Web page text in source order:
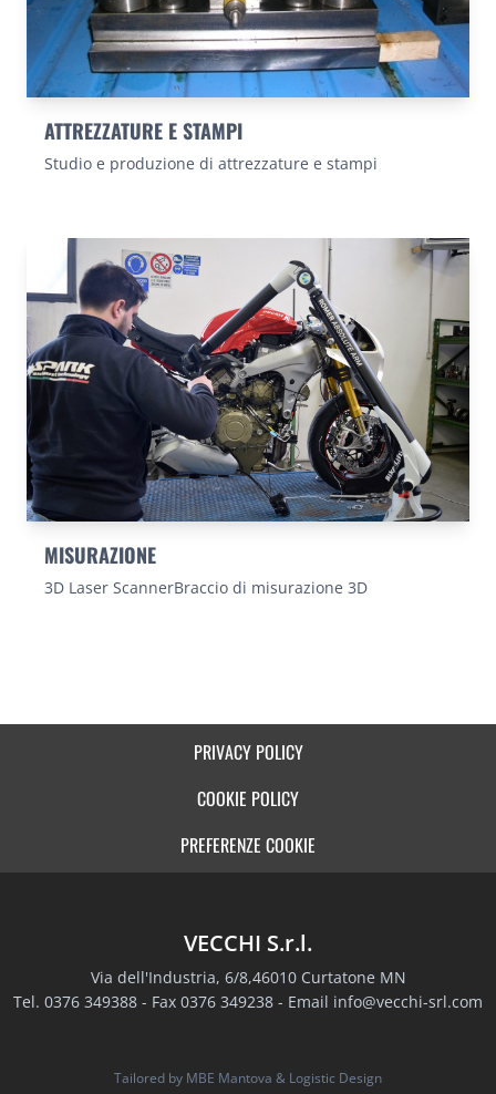
ATTREZZATURE E STAMPI
Studio e produzione di attrezzature e stampi
MISURAZIONE
3D Laser ScannerBraccio di misurazione 3D
PRIVACY POLICY
COOKIE POLICY
PREFERENZE COOKIE
VECCHI S.r.l.
Via dell'Industria, 6/8,46010 Curtatone MN
Tel. 0376 349388 - Fax 0376 349238 - Email info@vecchi-srl.com
Tailored by MBE Mantova & Logistic Design